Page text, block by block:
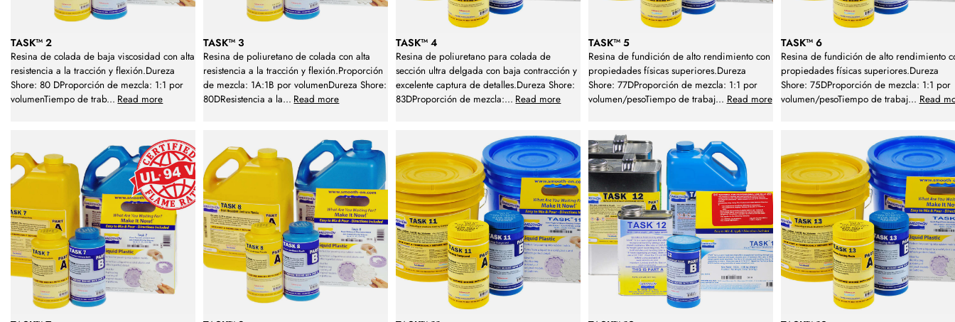
TASK™ 2
Resina de colada de baja viscosidad con alta
resistencia a la tracción y flexión.Dureza
Shore: 80 DProporción de mezcla: 1:1 por
volumenTiempo de trab... Read more
TASK™ 3
Resina de poliuretano de colada con alta
resistencia a la tracción y flexión.Proporción
de mezcla: 1A:1B por volumenDureza Shore:
80DResistencia a la... Read more
TASK™ 4
Resina de poliuretano para colada de
sección ultra delgada con baja contracción y
excelente captura de detalles.Dureza Shore:
83DProporción de mezcla:... Read more
TASK™ 5
Resina de fundición de alto rendimiento con
propiedades físicas superiores.Dureza
Shore: 77DProporción de mezcla: 1:1 por
volumen/pesoTiempo de trabaj... Read more
TASK™ 6
Resina de fundición de alto rendimiento
propiedades físicas superiores.Dureza
Shore: 75DProporción de mezcla: 1:1 por
volumen/pesoTiempo de trabaj... Read